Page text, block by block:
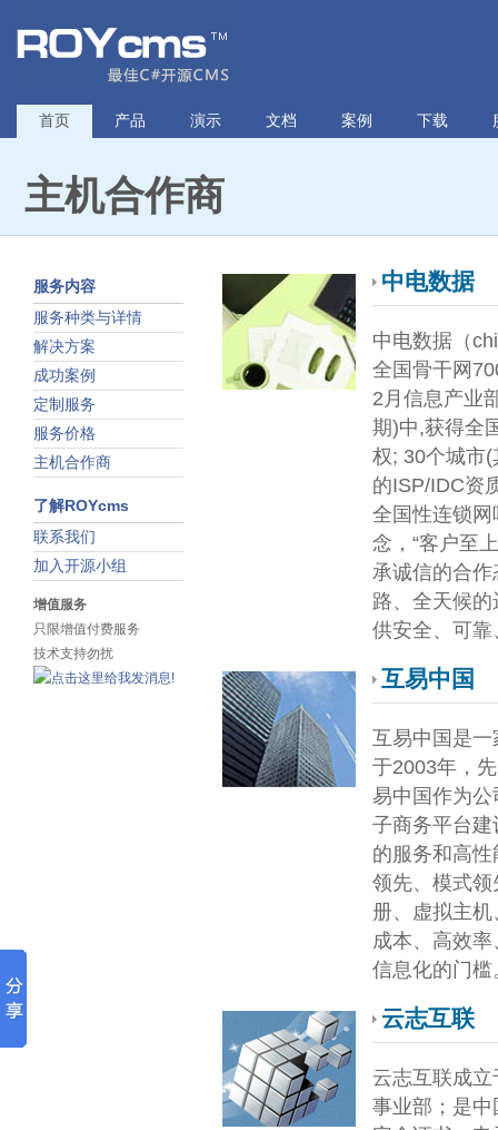
首页 产品 演示 文档 案例 下载
主机合作商
服务内容
服务种类与详情
解决方案
成功案例
定制服务
服务价格
主机合作商
了解ROYcms
联系我们
加入开源小组
增值服务
只限增值付费服务
技术支持勿扰
中电数据
中电数据（
全国骨干网
2月信息产业
期)中,获得全
权; 30个城市
的ISP/IDC资
全国性连锁网
念，“客户至
承诚信的合
路、全天候
供安全、可
互易中国
互易中国是
于2003年，
易中国作为
子商务平台
的服务和高
领先、模式
册、虚拟主
成本、高效
信息化的门槛
云志互联
云志互联成
事业部；是